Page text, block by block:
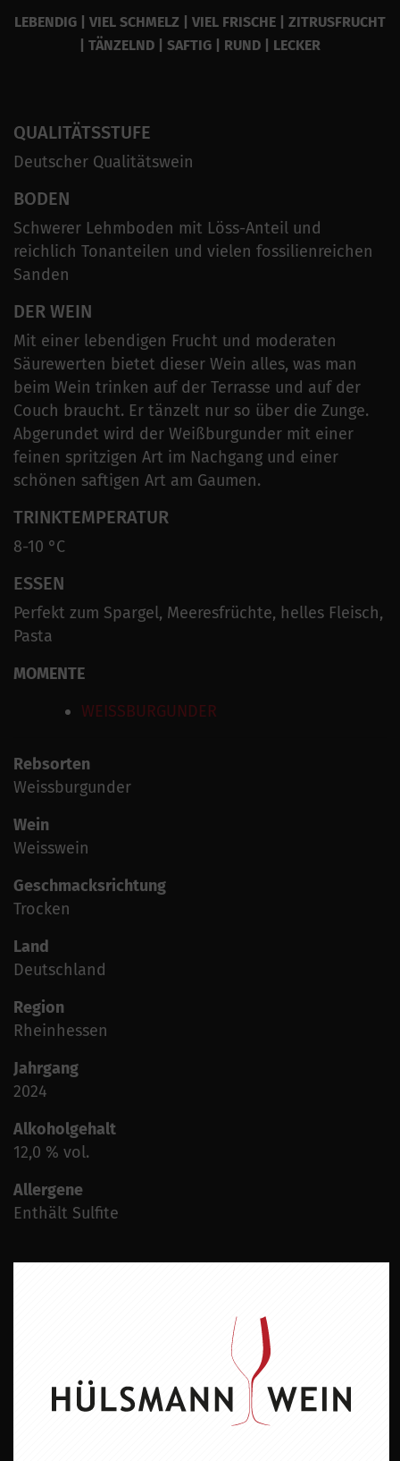
LEBENDIG | VIEL SCHMELZ | VIEL FRISCHE | ZITRUSFRUCHT
| TÄNZELND | SAFTIG | RUND | LECKER
QUALITÄTSSTUFE
Deutscher Qualitätswein
BODEN
Schwerer Lehmboden mit Löss-Anteil und
reichlich Tonanteilen und vielen fossilienreichen
Sanden
DER WEIN
Mit einer lebendigen Frucht und moderaten
Säurewerten bietet dieser Wein alles, was man
beim Wein trinken auf der Terrasse und auf der
Couch braucht. Er tänzelt nur so über die Zunge.
Abgerundet wird der Weißburgunder mit einer
feinen spritzigen Art im Nachgang und einer
schönen saftigen Art am Gaumen.
TRINKTEMPERATUR
8-10 °C
ESSEN
Perfekt zum Spargel, Meeresfrüchte, helles Fleisch,
Pasta
MOMENTE
WEISSBURGUNDER
Rebsorten
Weissburgunder
Wein
Weisswein
Geschmacksrichtung
Trocken
Land
Deutschland
Region
Rheinhessen
Jahrgang
2024
Alkoholgehalt
12,0 % vol.
Allergene
Enthält Sulfite
ZU DIESEM PRODUKT PASST ...